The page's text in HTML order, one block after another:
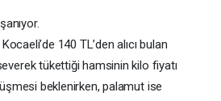
140 TL’den alıcı bulan
tükettiği hamsinin kilo fiyatı
beklenirken, palamut ise